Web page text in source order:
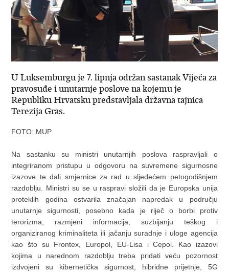
U Luksemburgu je 7. lipnja održan sastanak Vijeća za
pravosuđe i unutarnje poslove na kojemu je
Republiku Hrvatsku predstavljala državna tajnica
Terezija Gras.
FOTO: MUP
Na sastanku su ministri unutarnjih poslova raspravljali o
integriranom pristupu u odgovoru na suvremene sigurnosne
izazove te dali smjernice za rad u sljedećem petogodišnjem
razdoblju. Ministri su se u raspravi složili da je Europska unija
proteklih godina ostvarila značajan napredak u području
unutarnje sigurnosti, posebno kada je riječ o borbi protiv
terorizma, razmjeni informacija, suzbijanju teškog i
organiziranog kriminaliteta ili jačanju suradnje i uloge agencija
kao što su Frontex, Europol, EU-Lisa i Cepol. Kao izazovi
kojima u narednom razdoblju treba pridati veću pozornost
izdvojeni su kibernetička sigurnost, hibridne prijetnje, 5G